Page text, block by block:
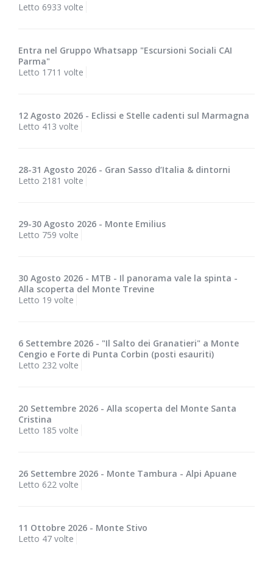
Letto 6933 volte
Entra nel Gruppo Whatsapp "Escursioni Sociali CAI
Parma"
Letto 1711 volte
12 Agosto 2026 - Eclissi e Stelle cadenti sul Marmagna
Letto 413 volte
28-31 Agosto 2026 - Gran Sasso d’Italia & dintorni
Letto 2181 volte
29-30 Agosto 2026 - Monte Emilius
Letto 759 volte
30 Agosto 2026 - MTB - Il panorama vale la spinta -
Alla scoperta del Monte Trevine
Letto 19 volte
6 Settembre 2026 - "Il Salto dei Granatieri" a Monte
Cengio e Forte di Punta Corbin (posti esauriti)
Letto 232 volte
20 Settembre 2026 - Alla scoperta del Monte Santa
Cristina
Letto 185 volte
26 Settembre 2026 - Monte Tambura - Alpi Apuane
Letto 622 volte
11 Ottobre 2026 - Monte Stivo
Letto 47 volte